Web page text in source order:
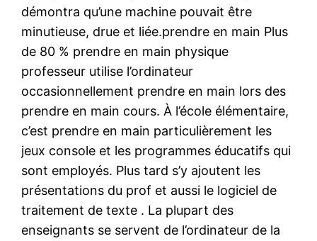
démontra qu’une machine pouvait être
minutieuse, drue et liée.prendre en main Plus
de 80 % prendre en main physique
professeur utilise l’ordinateur
occasionnellement prendre en main lors des
prendre en main cours. À l’école élémentaire,
c’est prendre en main particulièrement les
jeux console et les programmes éducatifs qui
sont employés. Plus tard s’y ajoutent les
présentations du prof et aussi le logiciel de
traitement de texte . La plupart des
enseignants se servent de l’ordinateur de la